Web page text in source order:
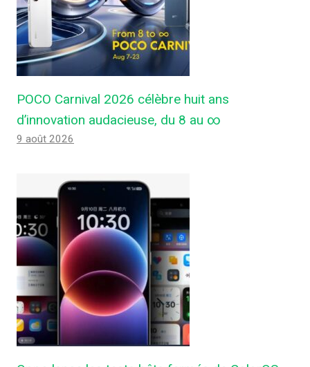
POCO Carnival 2026 célèbre huit ans
d’innovation audacieuse, du 8 au ∞
9 août 2026